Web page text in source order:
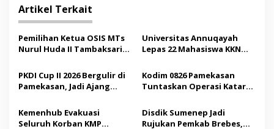
g
a
s
i
p
o
s
Artikel Terkait
Pemilihan Ketua OSIS MTs
Nurul Huda II Tambaksari
Demokrasi bagi Siswa
Universitas Annuqayah
Lepas 22 Mahasiswa KKN
Saudi
PKDI Cup II 2026 Bergulir di
Pamekasan, Jadi Ajang
Madura
Kodim 0826 Pamekasan
Tuntaskan Operasi Katarak
Tindakan Medis
Kemenhub Evakuasi
Seluruh Korban KMP
Disdik Sumenep Jadi
Rujukan Pemkab Brebes,